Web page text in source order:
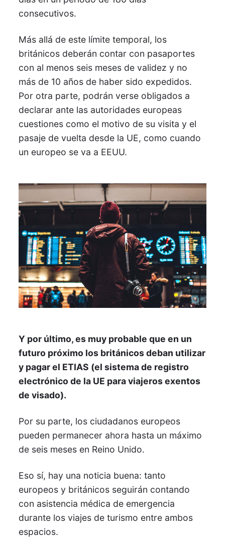
consecutivos.
Más allá de este límite temporal, los
británicos deberán contar con pasaportes
con al menos seis meses de validez y no
más de 10 años de haber sido expedidos.
Por otra parte, podrán verse obligados a
declarar ante las autoridades europeas
cuestiones como el motivo de su visita y el
pasaje de vuelta desde la UE, como cuando
un europeo se va a EEUU.
Y por último, es muy probable que en un
futuro próximo los británicos deban utilizar
y pagar el ETIAS (el sistema de registro
electrónico de la UE para viajeros exentos
de visado).
Por su parte, los ciudadanos europeos
pueden permanecer ahora hasta un máximo
de seis meses en Reino Unido.
Eso sí, hay una noticia buena: tanto
europeos y británicos seguirán contando
con asistencia médica de emergencia
durante los viajes de turismo entre ambos
espacios.